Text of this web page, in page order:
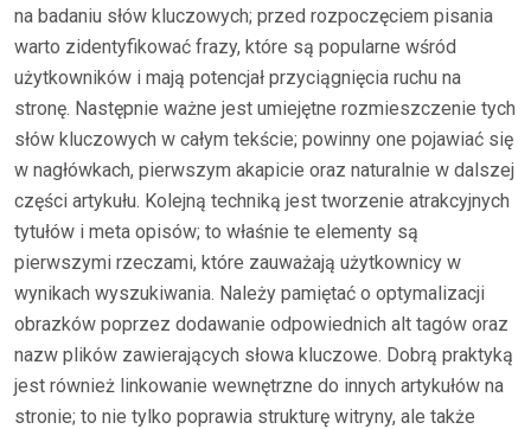
na badaniu słów kluczowych; przed rozpoczęciem pisania
warto zidentyfikować frazy, które są popularne wśród
użytkowników i mają potencjał przyciągnięcia ruchu na
stronę. Następnie ważne jest umiejętne rozmieszczenie tych
słów kluczowych w całym tekście; powinny one pojawiać się
w nagłówkach, pierwszym akapicie oraz naturalnie w dalszej
części artykułu. Kolejną techniką jest tworzenie atrakcyjnych
tytułów i meta opisów; to właśnie te elementy są
pierwszymi rzeczami, które zauważają użytkownicy w
wynikach wyszukiwania. Należy pamiętać o optymalizacji
obrazków poprzez dodawanie odpowiednich alt tagów oraz
nazw plików zawierających słowa kluczowe. Dobrą praktyką
jest również linkowanie wewnętrzne do innych artykułów na
stronie; to nie tylko poprawia strukturę witryny, ale także